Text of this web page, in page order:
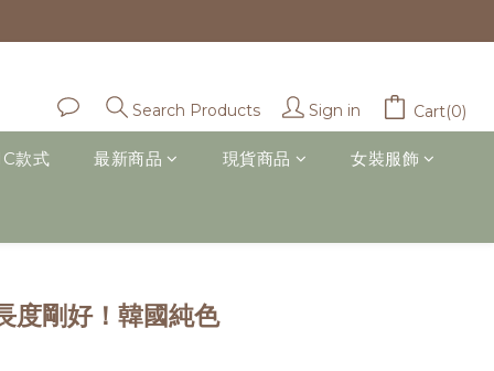
Search Products Sign in Cart(0)
款式 最新商品 現貨商品 女裝服飾
度剛好！韓國純色